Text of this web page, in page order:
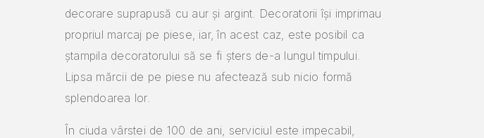
decorare suprapusă cu aur și argint. Decoratorii își imprimau
propriul marcaj pe piese, iar, în acest caz, este posibil ca
ștampila decoratorului să se fi șters de-a lungul timpului.
Lipsa mărcii de pe piese nu afectează sub nicio formă
splendoarea lor.
În ciuda vârstei de 100 de ani, serviciul este impecabil,